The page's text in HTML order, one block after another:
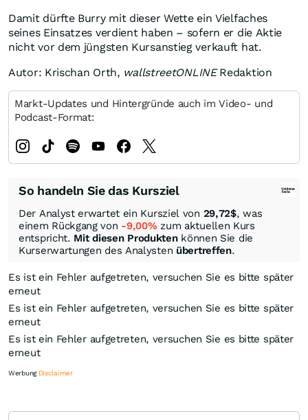
Damit dürfte Burry mit dieser Wette ein Vielfaches
seines Einsatzes verdient haben – sofern er die Aktie
nicht vor dem jüngsten Kursanstieg verkauft hat.
Autor: Krischan Orth, wallstreetONLINERedaktion
Markt-Updates und Hintergründe auch im Video- und
Podcast-Format:
So handeln Sie das Kursziel
Der Analyst erwartet ein Kursziel von 29,72$, was
einem Rückgang von -9,00% zum aktuellen Kurs
entspricht. Mit diesen Produktenkönnen Sie die
Kurserwartungen des Analysten übertreffen.
Es ist ein Fehler aufgetreten, versuchen Sie es bitte später
erneut
Es ist ein Fehler aufgetreten, versuchen Sie es bitte später
erneut
Es ist ein Fehler aufgetreten, versuchen Sie es bitte später
erneut
Werbung Disclaimer